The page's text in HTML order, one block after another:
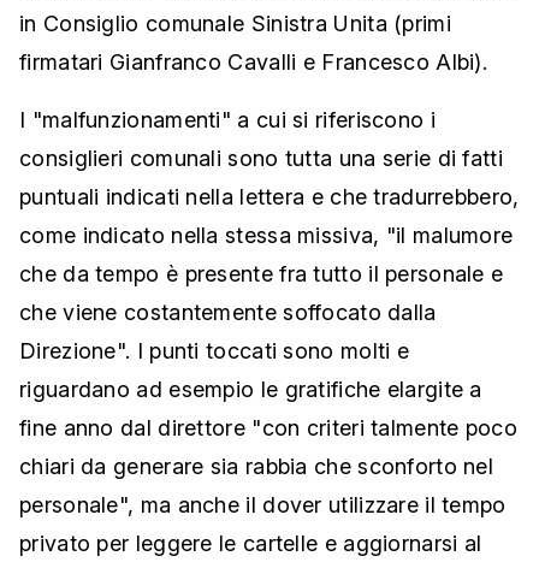
in Consiglio comunale Sinistra Unita (primi
firmatari Gianfranco Cavalli e Francesco Albi).
I "malfunzionamenti" a cui si riferiscono i
consiglieri comunali sono tutta una serie di fatti
puntuali indicati nella lettera e che tradurrebbero,
come indicato nella stessa missiva, "il malumore
che da tempo è presente fra tutto il personale e
che viene costantemente soffocato dalla
Direzione". I punti toccati sono molti e
riguardano ad esempio le gratifiche elargite a
fine anno dal direttore "con criteri talmente poco
chiari da generare sia rabbia che sconforto nel
personale", ma anche il dover utilizzare il tempo
privato per leggere le cartelle e aggiornarsi al